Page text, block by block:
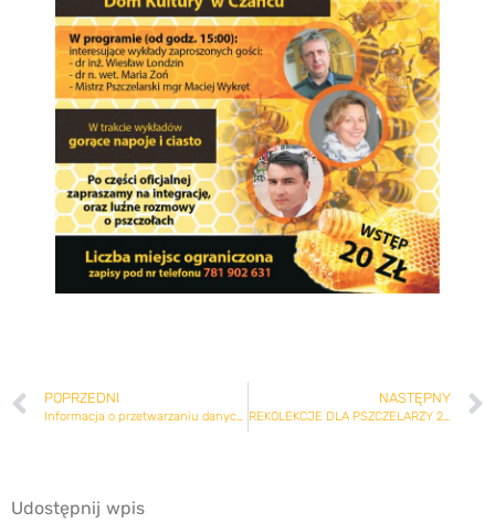
POPRZEDNI
Informacja o przetwarzaniu danych osobowych przez Krajowy Ośrodek Wsparcia Rolnictwa
NASTĘPNY
REKOLEKCJE DLA PSZCZELARZY 2021
Udostępnij wpis